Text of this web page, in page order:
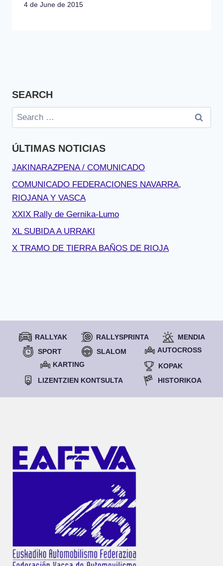
4 de June de 2015
SEARCH
Search
for:
ÚLTIMAS NOTICIAS
JAKINARAZPENA / COMUNICADO
COMUNICADO FEDERACIONES NAVARRA,
RIOJANA Y VASCA
XXIX Rally de Gernika-Lumo
XL SUBIDA A URRAKI
X TRAMO DE TIERRA BAÑOS DE RIOJA
RALLYAK RALLYSPRINTA
MENDIA
SPORT
SLALOM
AUTOCROSS
KARTING
KOPAK
LIZENTZIEN KONTSULTA
HISTORIKOA